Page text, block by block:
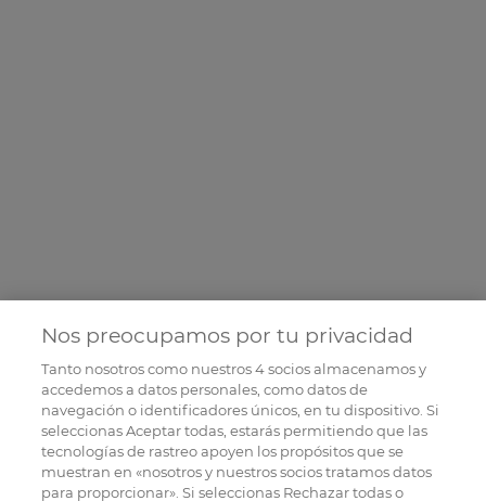
Nos preocupamos por tu privacidad
Tanto nosotros como nuestros4socios almacenamos y
accedemos a datos personales, como datos de
navegación o identificadores únicos, en tu dispositivo. Si
seleccionas Aceptar todas, estarás permitiendo que las
tecnologías de rastreo apoyen los propósitos que se
muestran en «nosotros y nuestros socios tratamos datos
para proporcionar». Si seleccionas Rechazar todas o